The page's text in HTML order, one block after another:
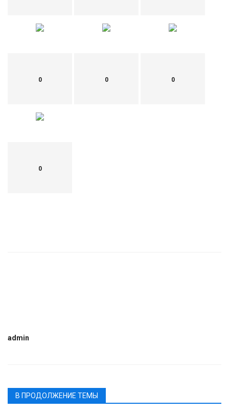
0 0 0
0
admin
В ПРОДОЛЖЕНИЕ ТЕМЫ